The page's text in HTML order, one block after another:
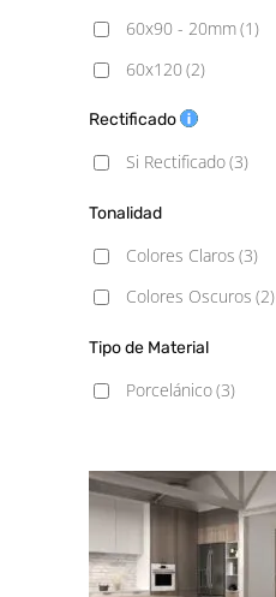
60x90 - 20mm(1)
60x120 (2)
60x120 - 20mm
100x100
(2)
Rectificado
Si Rectificado(3)
Tonalidad
Colores Claros (3)
Colores Oscuros (2)
Tipo de Material
Porcelánico(3)